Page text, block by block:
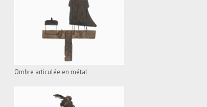
OMBRE ARTICULÉE EN
Ombre articulée en métal